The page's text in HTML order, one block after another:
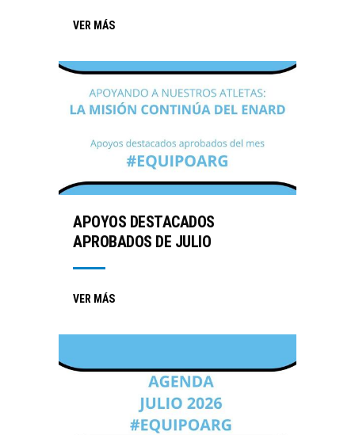
VER MÁS
APOYOS DESTACADOS
APROBADOS DE JULIO
VER MÁS